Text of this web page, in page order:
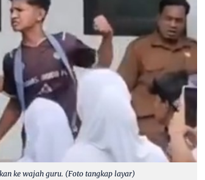
ke wajah guru. (Foto tangkap layar)